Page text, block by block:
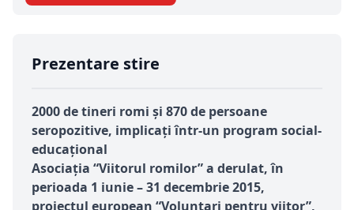
Prezentare stire
2000 de tineri romi și 870 de persoane
seropozitive, implicați într-un program social-
educațional
Asociația “Viitorul romilor” a derulat, în
perioada 1 iunie – 31 decembrie 2015,
proiectul european “Voluntari pentru viitor”,